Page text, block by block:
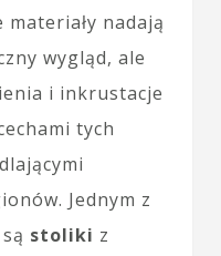
nadają
wygląd, ale
i inkrustacje
tych
Jednym z
stoliki z